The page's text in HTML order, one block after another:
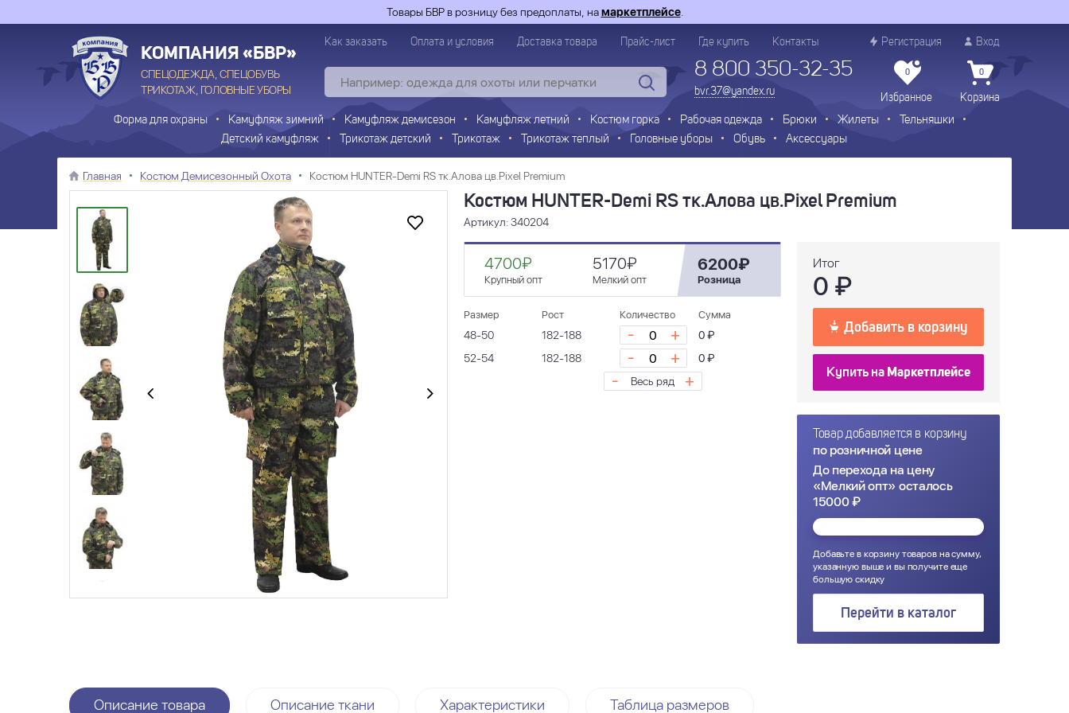
Товары БВР в розницу без предоплаты, намаркетплейсе.
КОМПАНИЯ «БВР»
СПЕЦОДЕЖДА, СПЕЦОБУВЬ
ТРИКОТАЖ, ГОЛОВНЫЕ УБОРЫ
Как заказать Оплата и условия Доставка товара Прайс-лист Где купить Контакты Регистрация Вход
8 800 350-32-35
bvr.37@yandex.ru
0
Избранное
0
Корзина
Форма для охраны Камуфляж зимний Камуфляж демисезон Камуфляж летний Костюм горка Рабочая одежда Брюки Жилеты
Тельняшки
Детский камуфляж
Трикотаж детский Трикотаж Трикотаж теплый Головные уборы Обувь Аксессуары
Главная Костюм Демисезонный Охота Костюм HUNTER-Demi RS тк.Алова цв.Pixel Premium
Костюм HUNTER-Demi RS тк.Алова цв.Pixel Premium
Артикул: 340204
4700₽
Крупный опт
5170₽
Мелкий опт
6200₽
Розница
Размер Рост Количество Сумма
48-50 182-188 - +
0 ₽
52-54
182-188 - + 0 ₽
- Весь ряд +
Итог
0 ₽
Добавить в корзину
Купить на Маркетплейсе
Товар добавляется в корзину
по розничной цене
До перехода на цену
«Мелкий опт» осталось
15000 ₽
Добавьте в корзину товаров на сумму,
указанную выше и вы получите еще
большую скидку
Перейти в каталог
Описание товара Описание ткани Характеристики Таблица размеров